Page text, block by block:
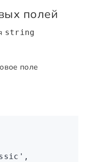
полей
string
поле
,